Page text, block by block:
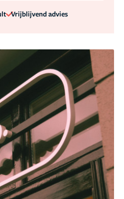
Vrijblijvend advies